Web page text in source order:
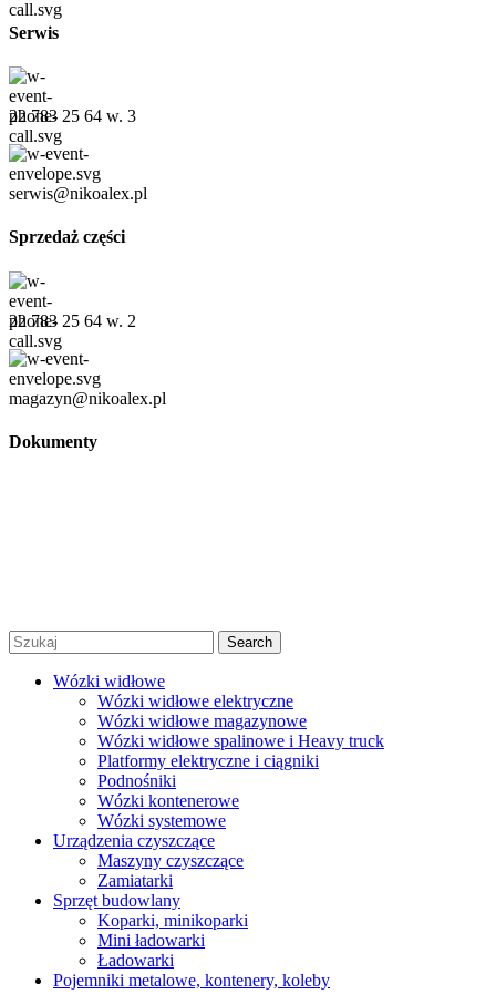
Serwis
22 783 25 64 w. 3
serwis@nikoalex.pl
Sprzedaż części
22 783 25 64 w. 2
magazyn@nikoalex.pl
Dokumenty
Search
Wózki widłowe
Wózki widłowe elektryczne
Wózki widłowe magazynowe
Wózki widłowe spalinowe i Heavy truck
Platformy elektryczne i ciągniki
Podnośniki
Wózki kontenerowe
Wózki systemowe
Urządzenia czyszczące
Maszyny czyszczące
Zamiatarki
Sprzęt budowlany
Koparki, minikoparki
Mini ładowarki
Ładowarki
Pojemniki metalowe, kontenery, koleby